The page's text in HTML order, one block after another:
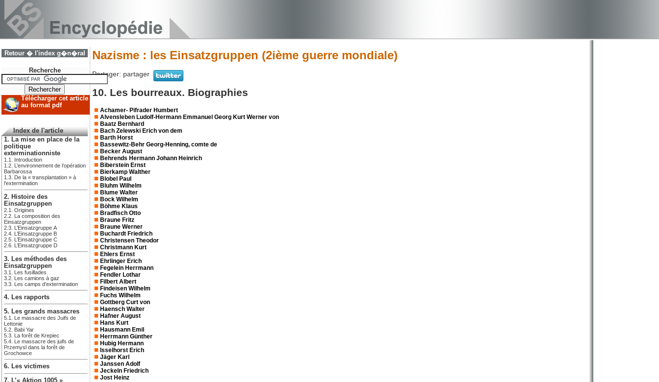
Retour � l'index g�n�ral
Recherche
Télécharger cet article
au format pdf
Index de l'article
1. La mise en place de la
politique
exterminationniste
1.1. Introduction
1.2. L’environnement de l’opération
Barbarossa
1.3. De la « transplantation » à
l’extermination
2. Histoire des
Einsatzgruppen
2.1. Origines
2.2. La composition des
Einsatzgruppen
2.3. L’Einsatzgruppe A
2.4. L’Einsatzgruppe B
2.5. L’Einsatzgruppe C
2.6. L’Einsatzgruppe D
3. Les méthodes des
Einsatzgruppen
3.1. Les fusillades
3.2. Les camions à gaz
3.3. Les camps d’extermination
4. Les rapports
5. Les grands massacres
5.1. Le massacre des Juifs de
Lettonie
5.2. Babi Yar
5.3. La forêt de Krepiec
5.4. Le massacre des juifs de
Przemysl dans la forêt de
Grochowce
6. Les victimes
7. L’« Aktion 1005 »
Nazisme : les Einsatzgruppen (2ième guerre mondiale)
Partager: partager
10. Les bourreaux. Biographies
Achamer- Pifrader Humbert
Alvensleben Ludolf-Hermann Emmanuel Georg Kurt Werner von
Baatz Bernhard
Bach Zelewski Erich von dem
Barth Horst
Bassewitz-Behr Georg-Henning, comte de
Becker August
Behrends Hermann Johann Heinrich
Biberstein Ernst
Bierkamp Walther
Blobel Paul
Bluhm Wilhelm
Blume Walter
Bock Wilhelm
Böhme Klaus
Bradfisch Otto
Braune Fritz
Braune Werner
Buchardt Friedrich
Christensen Theodor
Christmann Kurt
Ehlers Ernst
Ehrlinger Erich
Fegelein Herrmann
Fendler Lothar
Filbert Albert
Findeisen Wilhelm
Fuchs Wilhelm
Gottberg Curt von
Haensch Walter
Hafner August
Hans Kurt
Hausmann Emil
Herrmann Günther
Hubig Hermann
Isselhorst Erich
Jäger Karl
Janssen Adolf
Jeckeln Friedrich
Jost Heinz